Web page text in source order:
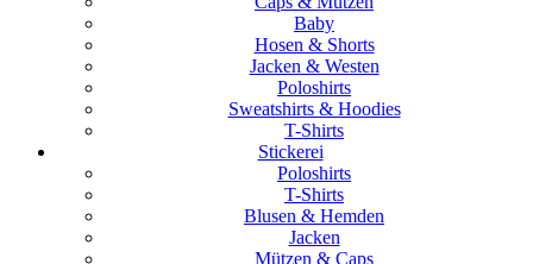
Baby
Hosen & Shorts
Jacken & Westen
Poloshirts
Sweatshirts & Hoodies
T-Shirts
Stickerei
Poloshirts
T-Shirts
Blusen & Hemden
Jacken
Mützen & Caps